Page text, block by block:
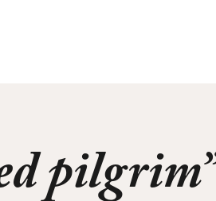
pilgrim”